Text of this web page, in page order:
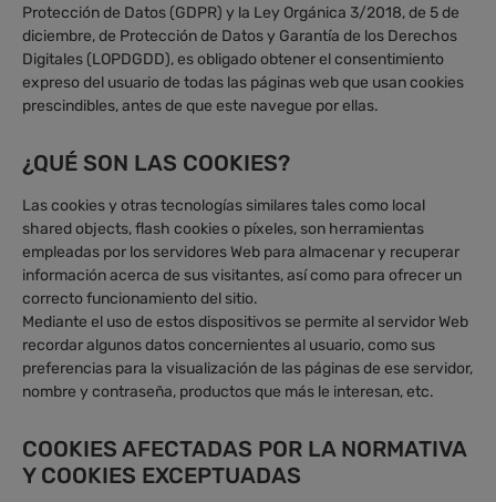
Protección de Datos (GDPR) y la Ley Orgánica 3/2018, de 5 de
diciembre, de Protección de Datos y Garantía de los Derechos
Digitales (LOPDGDD), es obligado obtener el consentimiento
expreso del usuario de todas las páginas web que usan cookies
prescindibles, antes de que este navegue por ellas.
¿QUÉ SON LAS COOKIES?
Las cookies y otras tecnologías similares tales como local
shared objects, flash cookies o píxeles, son herramientas
empleadas por los servidores Web para almacenar y recuperar
información acerca de sus visitantes, así como para ofrecer un
correcto funcionamiento del sitio.
Mediante el uso de estos dispositivos se permite al servidor Web
recordar algunos datos concernientes al usuario, como sus
preferencias para la visualización de las páginas de ese servidor,
nombre y contraseña, productos que más le interesan, etc.
COOKIES AFECTADAS POR LA NORMATIVA
Y COOKIES EXCEPTUADAS